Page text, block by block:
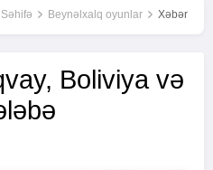
Beynəlxalq oyunlar Xəbər
Boliviya və